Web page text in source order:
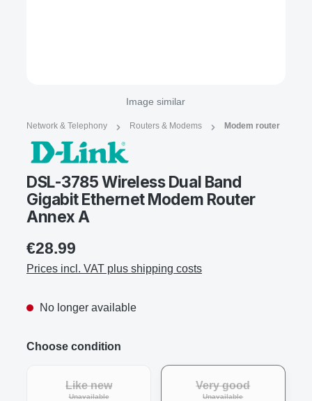
Image similar
Network & Telephony Routers & Modems Modem router
DSL-3785 Wireless Dual Band
Gigabit Ethernet Modem Router
Annex A
€28.99
Prices incl. VAT plus shipping costs
No longer available
Choose condition
Like new
Unavailable
Very good
Unavailable